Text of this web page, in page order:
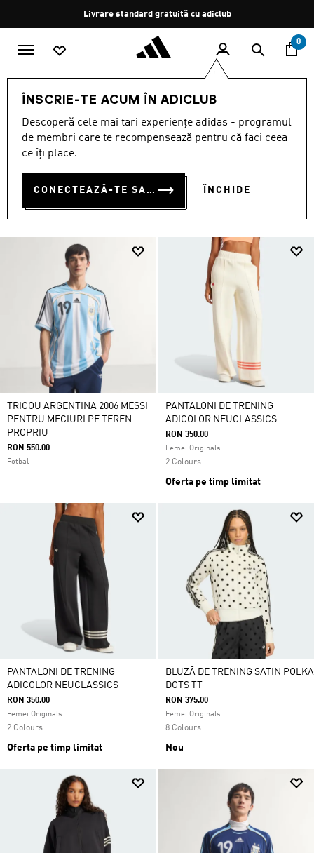
Oprește
rotația
Livrare standard gratuită cu adiclub
0
ÎNSCRIE-TE ACUM ÎN ADICLUB
Descoperă cele mai tari experiențe adidas - programul
de membri care te recompensează pentru că faci ceea
ce îți place.
CONECTEAZĂ-TE SAU ÎNSCRIE-TE ACUM ÎNCHIDE
Femei ÎMBRĂCĂMINTE
ÎMBRĂCĂMINTE (3426)
TRICOU ARGENTINA 2006 MESSI
PENTRU MECIURI PE TEREN
PROPRIU
RON 550.00
Fotbal
PANTALONI DE TRENING
ADICOLOR NEUCLASSICS
RON 350.00
Femei Originals
2 Colours
Oferta pe timp limitat
PANTALONI DE TRENING
ADICOLOR NEUCLASSICS
RON 350.00
Femei Originals
2 Colours
Oferta pe timp limitat
BLUZĂ DE TRENING SATIN POLKA
DOTS TT
RON 375.00
Femei Originals
8 Colours
Nou